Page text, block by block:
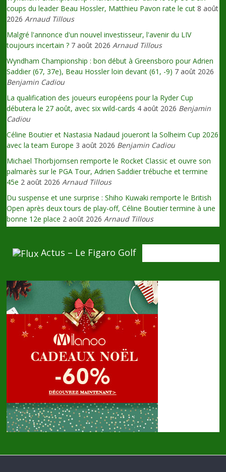
coups du leader Beau Hossler, Matthieu Pavon rate le cut 8 août
2026 Arnaud Tillous
Malgré l'annonce d'un nouvel investisseur, l'avenir du LIV
toujours incertain ? 7 août 2026 Arnaud Tillous
Wyndham Championship : bon début à Greensboro pour Adrien
Saddier (67, 37e), Beau Hossler loin devant (61, -9) 7 août 2026
Benjamin Cadiou
La qualification des joueurs européens pour la Ryder Cup
débutera le 27 août, avec six wild-cards 4 août 2026 Benjamin
Cadiou
Céline Boutier et Nastasia Nadaud joueront la Solheim Cup 2026
avec la team Europe 3 août 2026 Benjamin Cadiou
Michael Thorbjornsen remporte le Rocket Classic et ouvre son
palmarès sur le PGA Tour, Adrien Saddier trébuche et termine
45e 2 août 2026 Arnaud Tillous
Du suspense et une surprise : Shiho Kuwaki remporte le British
Open après deux tours de play-off, Céline Boutier termine à une
bonne 12e place 2 août 2026 Arnaud Tillous
Actus – Le Figaro Golf